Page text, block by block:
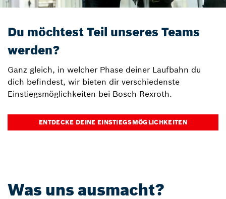
Du möchtest Teil unseres Teams
werden?
Ganz gleich, in welcher Phase deiner Laufbahn du
dich befindest, wir bieten dir verschiedenste
Einstiegsmöglichkeiten bei Bosch Rexroth.
ENTDECKE DEINE EINSTIEGSMÖGLICHKEITEN
Was uns ausmacht?